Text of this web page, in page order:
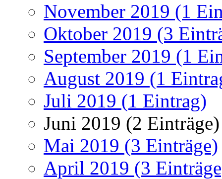
November 2019 (1
Oktober 2019 (3
September 2019 (1
August 2019 (1
Juli 2019 (1 Eintrag)
Juni 2019 (2 Einträge)
Mai 2019 (3 Einträge)
April 2019 (3